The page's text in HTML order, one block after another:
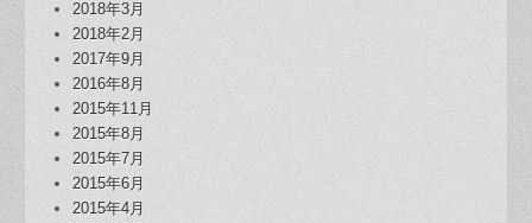
2018年3月
2018年2月
2017年9月
2016年8月
2015年11月
2015年8月
2015年7月
2015年6月
2015年4月